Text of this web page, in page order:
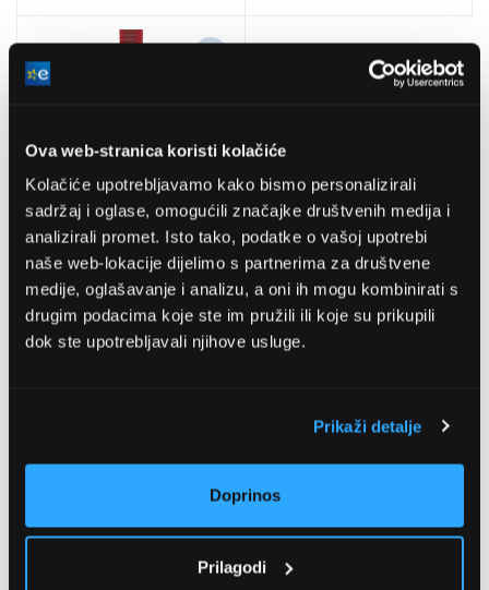
Ova web-stranica koristi kolačiće
Kolačiće upotrebljavamo kako bismo personalizirali
sadržaj i oglase, omogućili značajke društvenih medija i
analizirali promet. Isto tako, podatke o vašoj upotrebi
naše web-lokacije dijelimo s partnerima za društvene
medije, oglašavanje i analizu, a oni ih mogu kombinirati s
drugim podacima koje ste im pružili ili koje su prikupili
dok ste upotrebljavali njihove usluge.
Prikaži detalje
Doprinos
Prilagodi
Samsonite 121311-1726
Traka za kofer, 38 mm,
Preporučujemo za vas